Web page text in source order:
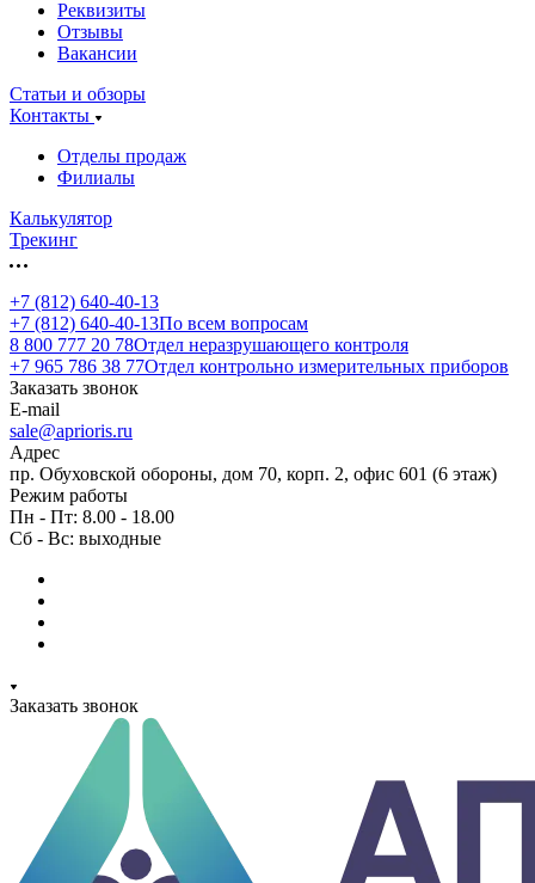
Реквизиты
Отзывы
Вакансии
Статьи и обзоры
Контакты
Отделы продаж
Филиалы
Калькулятор
Трекинг
+7 (812) 640-40-13
+7 (812) 640-40-13По всем вопросам
8 800 777 20 78Отдел неразрушающего контроля
+7 965 786 38 77Отдел контрольно измерительных приборов
Заказать звонок
E-mail
sale@aprioris.ru
Адрес
пр. Обуховской обороны, дом 70, корп. 2, офис 601 (6 этаж)
Режим работы
Пн - Пт: 8.00 - 18.00
Сб - Вс: выходные
Заказать звонок